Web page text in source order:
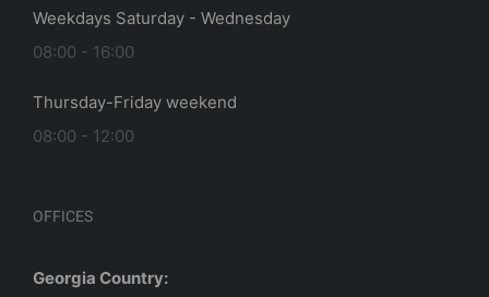
Weekdays Saturday - Wednesday
08:00 - 16:00
Thursday-Friday weekend
08:00 - 12:00
OFFICES
Georgia Country: